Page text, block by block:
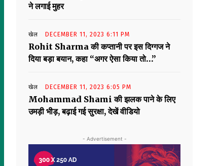
ने लगाई मुहर
खेल DECEMBER 11, 2023 6:11 PM
Rohit Sharma की कप्तानी पर इस दिग्गज ने
दिया बड़ा बयान, कहा “अगर ऐसा किया तो…”
खेल DECEMBER 11, 2023 6:05 PM
Mohammad Shami की झलक पाने के लिए
उमड़ी भीड़, बढ़ाई गई सुरक्षा, देखें वीडियो
- Advertisement -